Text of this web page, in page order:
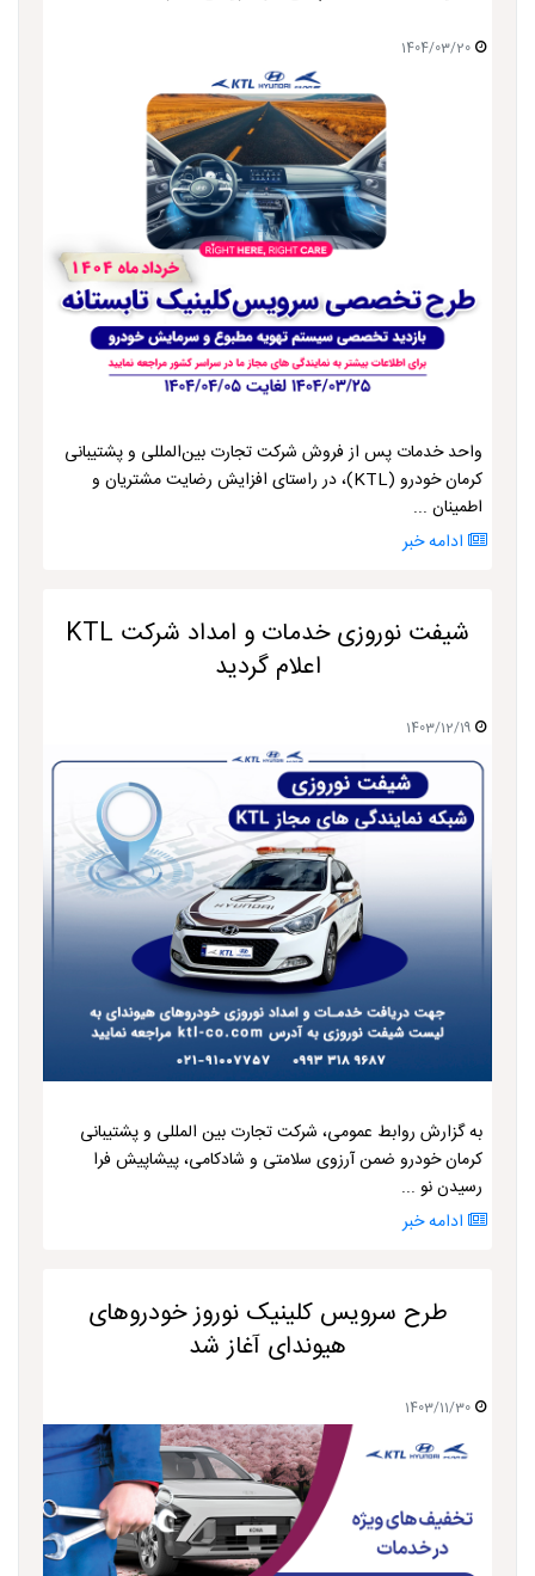
1404/03/20
واحد خدمات پس از فروش شرکت تجارت بین‌المللی و پشتیبانی
کرمان خودرو (KTL)، در راستای افزایش رضایت مشتریان و
اطمینان ...
ادامه خبر
شیفت نوروزی خدمات و امداد شرکت KTL
اعلام گردید
1403/12/19
به گزارش روابط عمومی، شرکت تجارت بین المللی و پشتیبانی
کرمان خودرو ضمن آرزوی سلامتی و شادکامی، پیشاپیش فرا
رسیدن نو ...
ادامه خبر
طرح سرویس کلینیک نوروز خودروهای
هیوندای آغاز شد
1403/11/30